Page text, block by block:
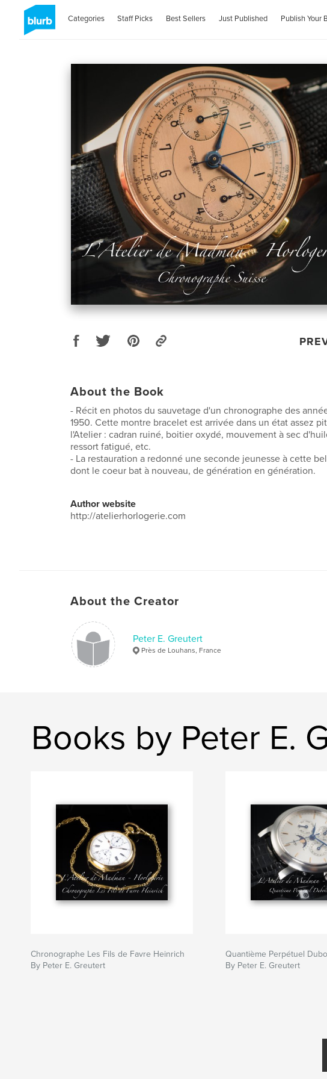
Categories Staff Picks Best Sellers Just Published Publish Your
About the Book
- Récit en photos du sauvetage d'un chronographe des
1950. Cette montre bracelet est arrivée dans un état assez
l'Atelier : cadran ruiné, boitier oxydé, mouvement à sec
ressort fatigué, etc.
- La restauration a redonné une seconde jeunesse à cette
dont le coeur bat à nouveau, de génération en génération.
Author website
http://atelierhorlogerie.com
About the Creator
Peter E. Greutert
Près de Louhans, France
Books by Peter E.
Chronographe Les Fils de Favre Heinrich
By Peter E. Greutert
Quantième Perpétuel
By Peter E. Greutert